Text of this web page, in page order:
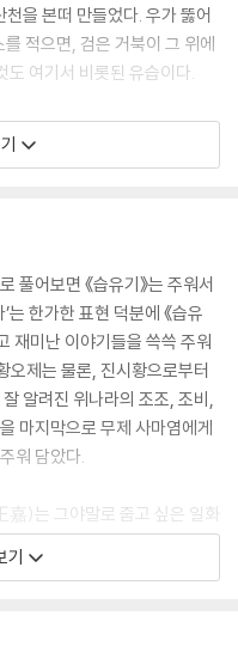
을 본떠 만들었다. 우가 뚫어
적으면, 검은 거북이 그 위에
도 여기서 비롯된 유습이다.
에 수레가 줄을 잇고 바퀴 자
고로 운반되었다. 그의 제자
라고 했다. 세상에 다시 난리
옛 글이 화재로 소실되어 버
돌을 쌓아 방화벽을 만들고 책
’라고 부르는 것도 당연하다.
데 위나라 말에 오랑캐 나라에
이 되자 비할 데 없이 아름답고
고 금 빛깔도 신통하게 구별
최고로 사치를 누린 인물이
여기저기 타 지역이나 다른
어보면 《습유기》는 주워서
는 한가한 표현 덕분에 《습유
재미난 이야기들을 쓱쓱 주워
오제는 물론, 진시황으로부터
알려진 위나라의 조조, 조비,
마지막으로 무제 사마염에게
워 담았다.
嘉)는 그야말로 줍고 싶은 일화
들었는데 전쟁으로 불탔고 나
한다. 그 안에는 절대 황제답
트가 언더웨어인 파티의 분위
기